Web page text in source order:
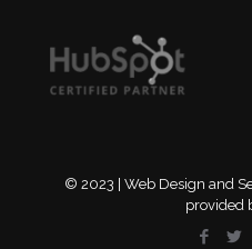
© 2023 | Web Design and
provided